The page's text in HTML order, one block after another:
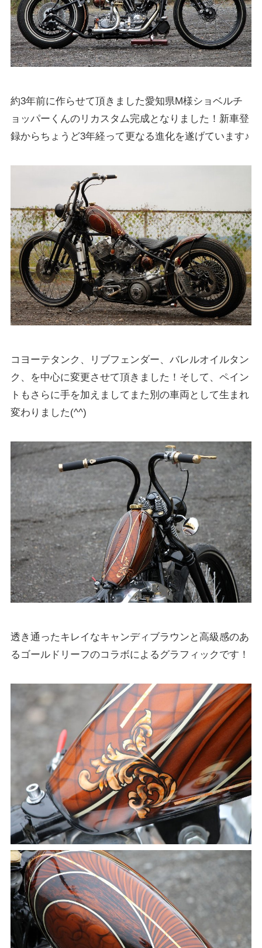
約3年前に作らせて頂きました愛知県M様ショベルチ
ョッパーくんのリカスタム完成となりました！新車登
録からちょうど3年経って更なる進化を遂げています♪
コヨーテタンク、リブフェンダー、バレルオイルタン
ク、を中心に変更させて頂きました！そして、ペイン
トもさらに手を加えましてまた別の車両として生まれ
変わりました(^^)
透き通ったキレイなキャンディブラウンと高級感のあ
るゴールドリーフのコラボによるグラフィックです！